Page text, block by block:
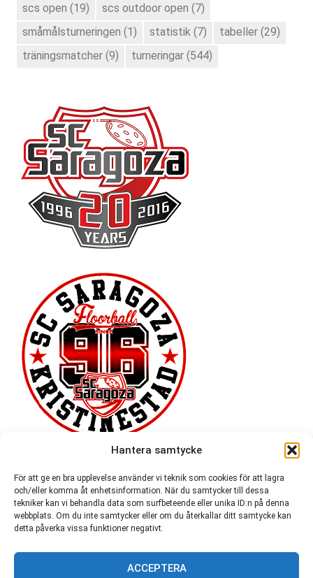
Hantera samtycke
För att ge en bra upplevelse använder vi teknik som cookies för att lagra
och/eller komma åt enhetsinformation. När du samtycker till dessa
tekniker kan vi behandla data som surfbeteende eller unika ID:n på denna
webbplats. Om du inte samtycker eller om du återkallar ditt samtycke kan
detta påverka vissa funktioner negativt.
ACCEPTERA
scs open (19) scs outdoor open (7)
småmålsturneringen (1) statistik (7) tabeller (29)
träningsmatcher (9) turneringar (544)